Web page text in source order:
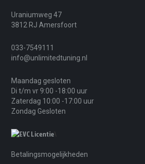
Uraniumweg 47
3812 RJ Amersfoort
033-7549111
info@unlimitedtuning.nl
Maandag gesloten
Di t/m vr 9:00 -18:00 uur
Zaterdag 10:00 -17:00 uur
Zondag Gesloten
Betalingsmogelijkheden